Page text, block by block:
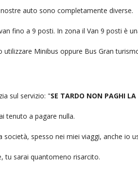
auto sono completamente diverse.
fino a 9 posti. In zona il Van 9 posti è
Minibus oppure Bus Gran
sul servizio: "SE TARDO NON PAGHI LA
tenuto a pagare nulla.
spesso nei miei viaggi, anche io
tu sarai quantomeno risarcito.